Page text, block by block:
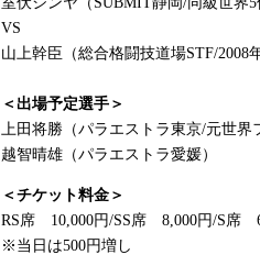
VS
山上幹臣（総合格闘技道場STF/2008
＜出場予定選手＞
上田将勝（パラエストラ東京/元世界
越智晴雄（パラエストラ愛媛）
＜チケット料金＞
RS席 10,000円/SS席 8,000円/S席
※当日は500円増し